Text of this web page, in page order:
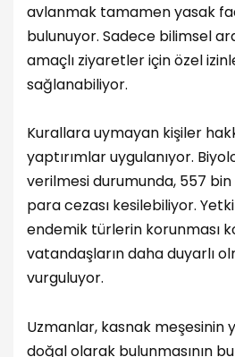
avlanmak tamamen yasak
bulunuyor. Sadece bilimsel
amaçlı ziyaretler için özel
sağlanabiliyor.
Kurallara uymayan kişiler
yaptırımlar uygulanıyor.
verilmesi durumunda, 557 bin
para cezası kesilebiliyor.
endemik türlerin korunması
vatandaşların daha duyarlı
vurguluyor.
Uzmanlar, kasnak meşesinin
doğal olarak bulunmasının